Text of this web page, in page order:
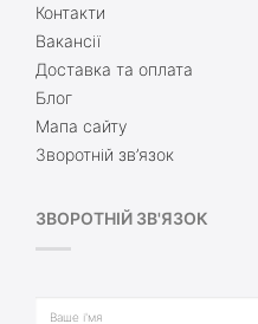
Контакти
Вакансії
Доставка та оплата
Блог
Мапа сайту
Зворотній зв’язок
ЗВОРОТНІЙ ЗВ'ЯЗОК